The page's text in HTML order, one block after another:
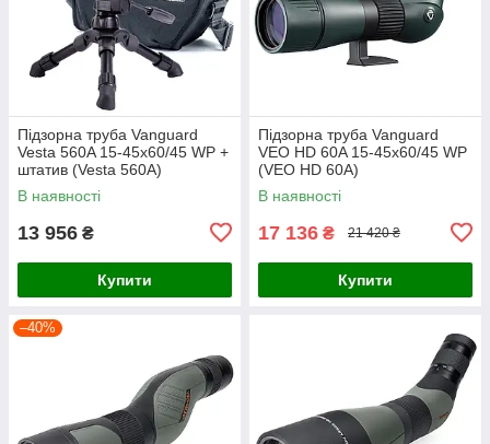
Підзорна труба Vanguard
Vesta 560A 15-45x60/45 WP +
штатив (Vesta 560A)
В наявності
13 956 ₴
Купити
Підзорна труба Vanguard
VEO HD 60A 15-45x60/45 WP
(VEO HD 60A)
В наявності
17 136 ₴ 21 420 ₴
Купити
–40%